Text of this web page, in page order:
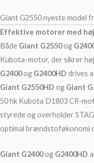
Giant G2550 nyeste model
Effektive motorer med
Både Giant G2550og
Kubota-motor, der sikrer
G2400og G2400HD drives
Giant G2550HD og Giant
50 hk Kubota D1803 CR-
styrede og overholder
optimal brændstoføkonomi
Giant G2400og G2400HD